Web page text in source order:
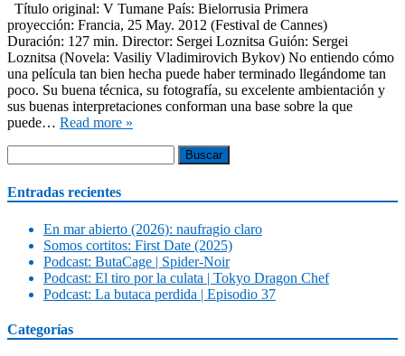
Título original: V Tumane País: Bielorrusia Primera
proyección: Francia, 25 May. 2012 (Festival de Cannes)
Duración: 127 min. Director: Sergei Loznitsa Guión: Sergei
Loznitsa (Novela: Vasiliy Vladimirovich Bykov) No entiendo cómo
una película tan bien hecha puede haber terminado llegándome tan
poco. Su buena técnica, su fotografía, su excelente ambientación y
sus buenas interpretaciones conforman una base sobre la que
puede… Read more »
Entradas recientes
En mar abierto (2026): naufragio claro
Somos cortitos: First Date (2025)
Podcast: ButaCage | Spider-Noir
Podcast: El tiro por la culata | Tokyo Dragon Chef
Podcast: La butaca perdida | Episodio 37
Categorías